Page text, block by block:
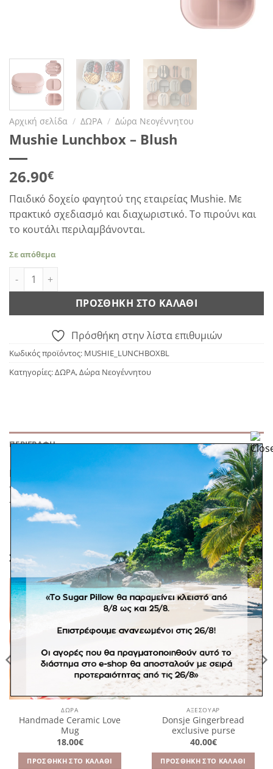
Αρχική σελίδα / ΔΩΡΑ / Δώρα Νεογέννητου
Mushie Lunchbox – Blush
26.90€
Παιδικό δοχείο φαγητού της εταιρείας Mushie. Με
πρακτικό σχεδιασμό και διαχωριστικό. Το πιρούνι και
το κουτάλι περιλαμβάνονται.
Σε απόθεμα
Mushie Lunchbox - Blush ποσότητα
ΠΡΟΣΘΉΚΗ ΣΤΟ ΚΑΛΆΘΙ
Πρόσθήκη στην λίστα επιθυμιών
Κωδικός προϊόντος: MUSHIE_LUNCHBOXBL
Κατηγορίες:ΔΩΡΑ,Δώρα Νεογέννητου
ΠΕΡΙΓΡΑΦΉ
Παιδικό δοχείο φαγητού της εταιρείας Mushie. Με
πρακτικό σχεδιασμό και διαχωριστικό. Το πιρούνι και
το κουτάλι περιλαμβάνονται.
ΣΧΕΤΙΚΆ ΠΡΟΪΌΝΤΑ
Πρόσθήκη
επιθυμιών
ΔΩΡΑ
Handmade Ceramic Love
Mug
18.00€
ΠΡΟΣΘΉΚΗ ΣΤΟ ΚΑΛΆΘΙ
Πρόσθήκη
στην
επιθυμιών
ΑΞΕΣΟΥΆΡ
Donsje Gingerbread
exclusive purse
40.00€
ΠΡΟΣΘΉΚΗ ΣΤΟ ΚΑΛΆΘΙ